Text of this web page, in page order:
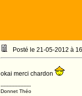
Posté le 21-05-2012 à
okai merci chardon
--------------------
Donnet Théo